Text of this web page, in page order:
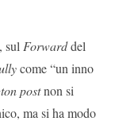
, sul Forwarddel
come “un inno
postnon si
ma si ha modo